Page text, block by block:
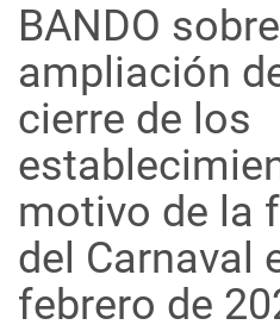
BANDO
ampliación
cierre de los
motivo de la
del Carnaval
febrero de